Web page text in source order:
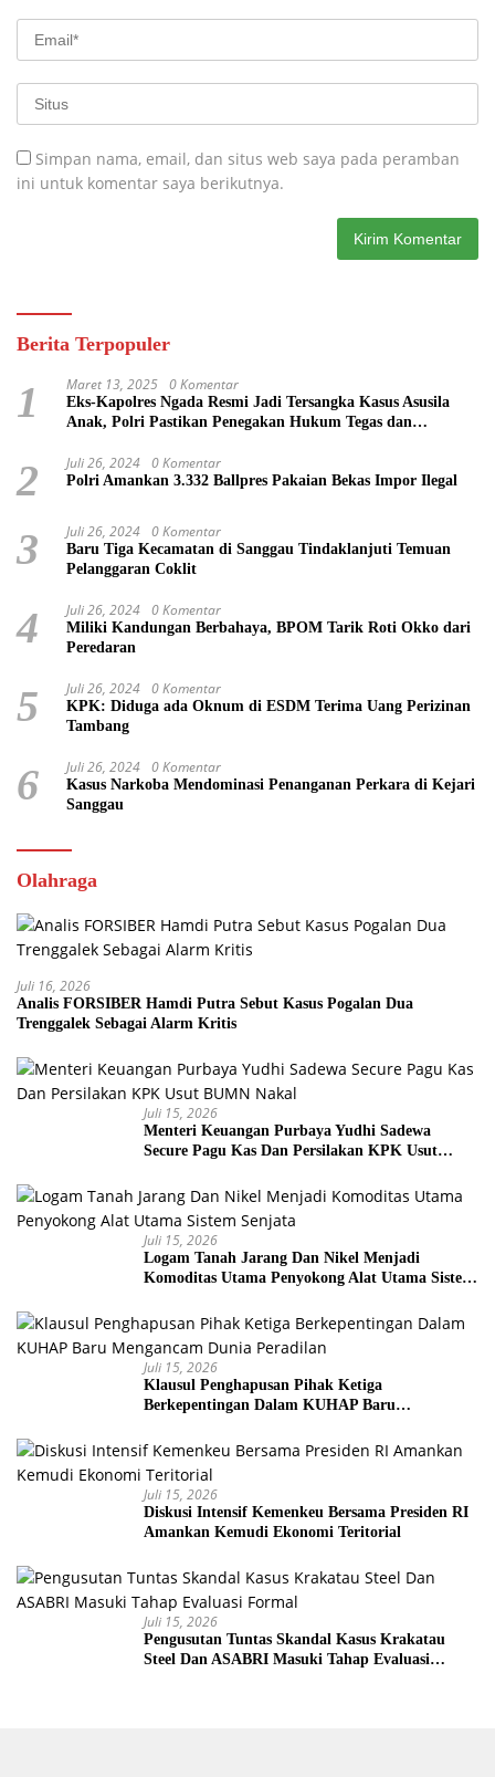
Simpan nama, email, dan situs web saya pada peramban
ini untuk komentar saya berikutnya.
Berita Terpopuler
1 Maret 13, 2025 0 Komentar
Eks-Kapolres Ngada Resmi Jadi Tersangka Kasus Asusila
Anak, Polri Pastikan Penegakan Hukum Tegas dan
2 Juli 26, 2024 0 Komentar
Polri Amankan 3.332 Ballpres Pakaian Bekas Impor Ilegal
3 Juli 26, 2024 0 Komentar
Baru Tiga Kecamatan di Sanggau Tindaklanjuti Temuan
Pelanggaran Coklit
4 Juli 26, 2024 0 Komentar
Miliki Kandungan Berbahaya, BPOM Tarik Roti Okko dari
Peredaran
5 Juli 26, 2024 0 Komentar
KPK: Diduga ada Oknum di ESDM Terima Uang Perizinan
Tambang
6 Juli 26, 2024 0 Komentar
Kasus Narkoba Mendominasi Penanganan Perkara di Kejari
Sanggau
Olahraga
Juli 16, 2026
Analis FORSIBER Hamdi Putra Sebut Kasus Pogalan Dua
Trenggalek Sebagai Alarm Kritis
Juli 15, 2026
Menteri Keuangan Purbaya Yudhi Sadewa
Secure Pagu Kas Dan Persilakan KPK Usut
Juli 15, 2026
Logam Tanah Jarang Dan Nikel Menjadi
Komoditas Utama Penyokong Alat Utama Sistem
Juli 15, 2026
Klausul Penghapusan Pihak Ketiga
Berkepentingan Dalam KUHAP Baru
Juli 15, 2026
Diskusi Intensif Kemenkeu Bersama Presiden RI
Amankan Kemudi Ekonomi Teritorial
Juli 15, 2026
Pengusutan Tuntas Skandal Kasus Krakatau
Steel Dan ASABRI Masuki Tahap Evaluasi